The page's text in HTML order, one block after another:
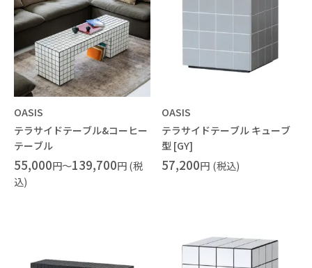
OASIS
テラサイドテーブル&コーヒー
テーブル
55,000円～139,700円 (税
込)
OASIS
テラサイドテーブル キューブ
型 [GY]
57,200円 (税込)